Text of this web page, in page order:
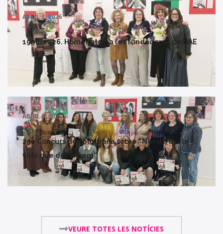
ABRIL 2, 2026
1996-2026. Homenatge a les fundadores de DAE
ABRIL 1, 2026
23è Concurs de fotografia sobre “Nosaltres i la
vida que defensem”
VEURE TOTES LES NOTÍCIES